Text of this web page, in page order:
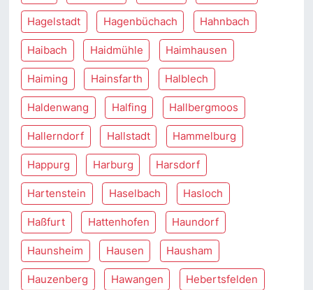
Hagelstadt Hagenbüchach Hahnbach
Haibach Haidmühle Haimhausen
Haiming Hainsfarth Halblech
Haldenwang Halfing Hallbergmoos
Hallerndorf Hallstadt Hammelburg
Happurg Harburg Harsdorf
Hartenstein Haselbach Hasloch
Haßfurt Hattenhofen Haundorf
Haunsheim Hausen Hausham
Hauzenberg Hawangen Hebertsfelden